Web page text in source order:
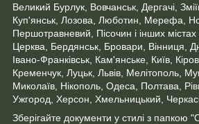
Великий Бурлук, Вовчанськ, Дергачі,
Куп'янськ, Лозова, Люботин, Мерефа,
Першотравневий, Пісочин і інших
Церква, Бердянськ, Бровари, Вінниця,
Івано-Франківськ, Кам'янське, Київ,
Кременчук, Луцьк, Львів, Мелітополь,
Миколаїв, Нікополь, Одеса, Полтава,
Ужгород, Херсон, Хмельницький,
Зберігайте документи у стилі з папкою